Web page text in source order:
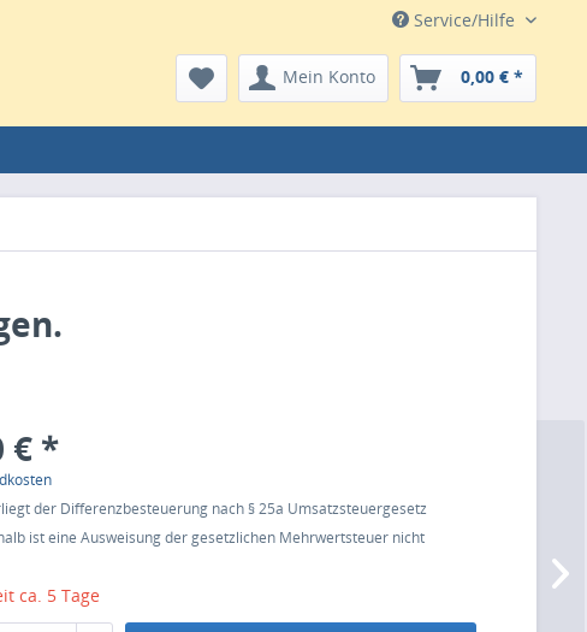
Service/Hilfe
Mein Konto 0,00 € *
€ *
der Differenzbesteuerung nach § 25a Umsatzsteuergesetz
ist eine Ausweisung der gesetzlichen Mehrwertsteuer nicht
ca. 5 Tage